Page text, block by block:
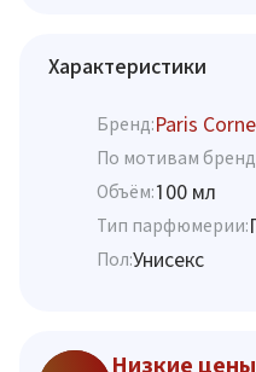
Характеристики
Бренд:Paris
По мотивам
Объём:100 мл
Тип парфюмерии:
Пол:Унисекс
Низкие цены